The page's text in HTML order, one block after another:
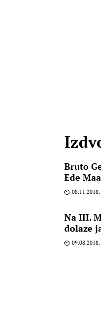
Bruto
Ede
08.11.2018.
Na III.
dolaze
09.08.2018.